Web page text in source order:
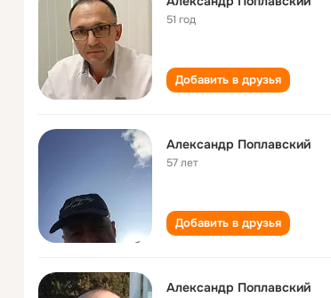
51 год
Добавить в друзья
Александр Поплавский
57 лет
Добавить в друзья
Александр Поплавский